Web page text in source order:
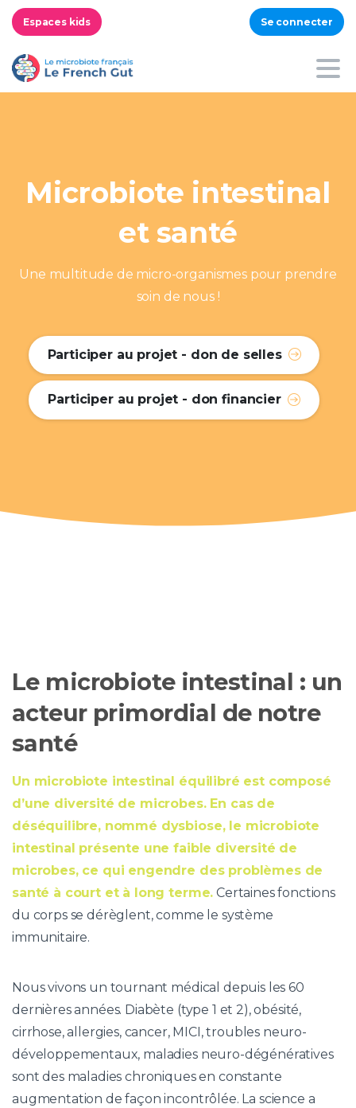
Espaces kids Se connecter
Microbiote intestinal
et santé
Une multitude de micro-organismes pour prendre
soin de nous !
Participer au projet - don de selles
Participer au projet - don financier
Le microbiote intestinal : un
acteur primordial de notre
santé
Un microbiote intestinal équilibré est composé
d’une diversité de microbes. En cas de
déséquilibre, nommé dysbiose, le microbiote
intestinal présente une faible diversité de
microbes, ce qui engendre des problèmes de
santé à court et à long terme. Certaines fonctions
du corps se dérèglent, comme le système
immunitaire.
Nous vivons un tournant médical depuis les 60
dernières années. Diabète (type 1 et 2), obésité,
cirrhose, allergies, cancer, MICI, troubles neuro-
développementaux, maladies neuro-dégénératives
sont des maladies chroniques en constante
augmentation de façon incontrôlée. La science a